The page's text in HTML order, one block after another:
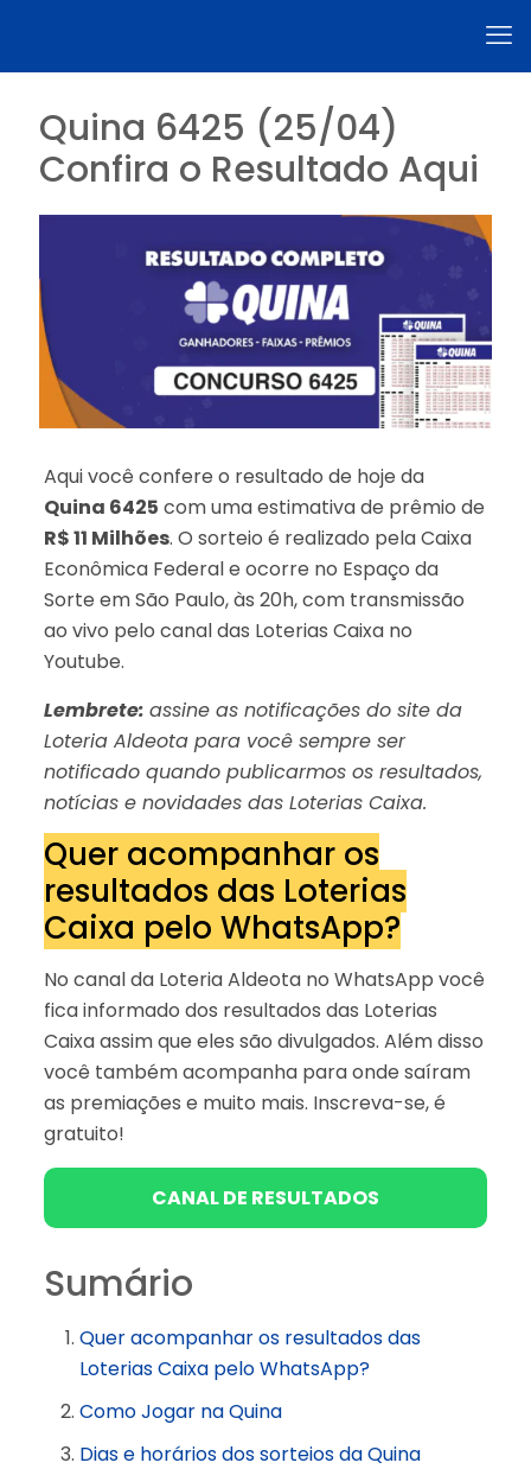
Quina 6425 (25/04)
Confira o Resultado Aqui
Aqui você confere o resultado de hoje da
Quina 6425 com uma estimativa de prêmio de
R$ 11 Milhões. O sorteio é realizado pela Caixa
Econômica Federal e ocorre no Espaço da
Sorte em São Paulo, às 20h, com transmissão
ao vivo pelo canal das Loterias Caixa no
Youtube.
Lembrete: assine as notificações do site da
Loteria Aldeota para você sempre ser
notificado quando publicarmos os resultados,
notícias e novidades das Loterias Caixa.
Quer acompanhar os
resultados das Loterias
Caixa pelo WhatsApp?
No canal da Loteria Aldeota no WhatsApp você
fica informado dos resultados das Loterias
Caixa assim que eles são divulgados. Além disso
você também acompanha para onde saíram
as premiações e muito mais. Inscreva-se, é
gratuito!
CANAL DE RESULTADOS
Sumário
Quer acompanhar os resultados das
Loterias Caixa pelo WhatsApp?
Como Jogar na Quina
Dias e horários dos sorteios da Quina